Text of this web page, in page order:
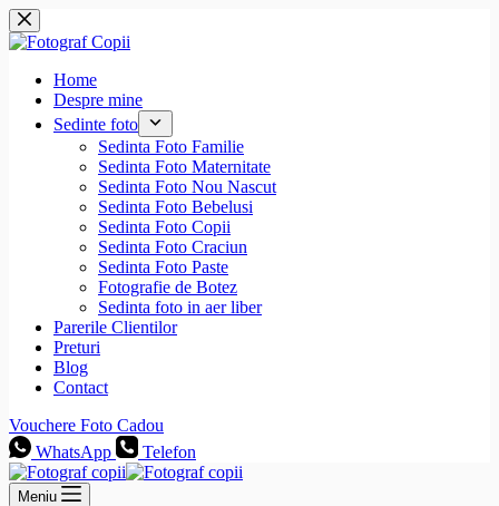
Sari
la
conținut
Home
Despre mine
Sedinte foto
Sedinta Foto Familie
Sedinta Foto Maternitate
Sedinta Foto Nou Nascut
Sedinta Foto Bebelusi
Sedinta Foto Copii
Sedinta Foto Craciun
Sedinta Foto Paste
Fotografie de Botez
Sedinta foto in aer liber
Parerile Clientilor
Preturi
Blog
Contact
Vouchere Foto Cadou
WhatsApp
Telefon
Meniu